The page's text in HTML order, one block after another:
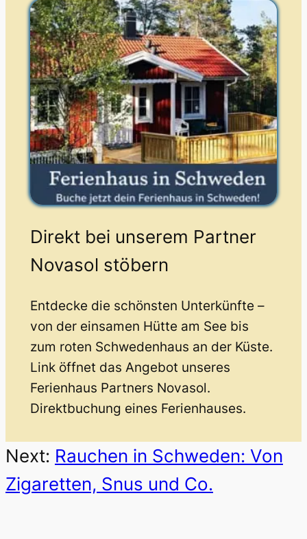
Direkt bei unserem Partner
Novasol stöbern
Entdecke die schönsten Unterkünfte –
von der einsamen Hütte am See bis
zum roten Schwedenhaus an der Küste.
Link öffnet das Angebot unseres
Ferienhaus Partners Novasol.
Direktbuchung eines Ferienhauses.
Next: Rauchen in Schweden: Von
Zigaretten, Snus und Co.